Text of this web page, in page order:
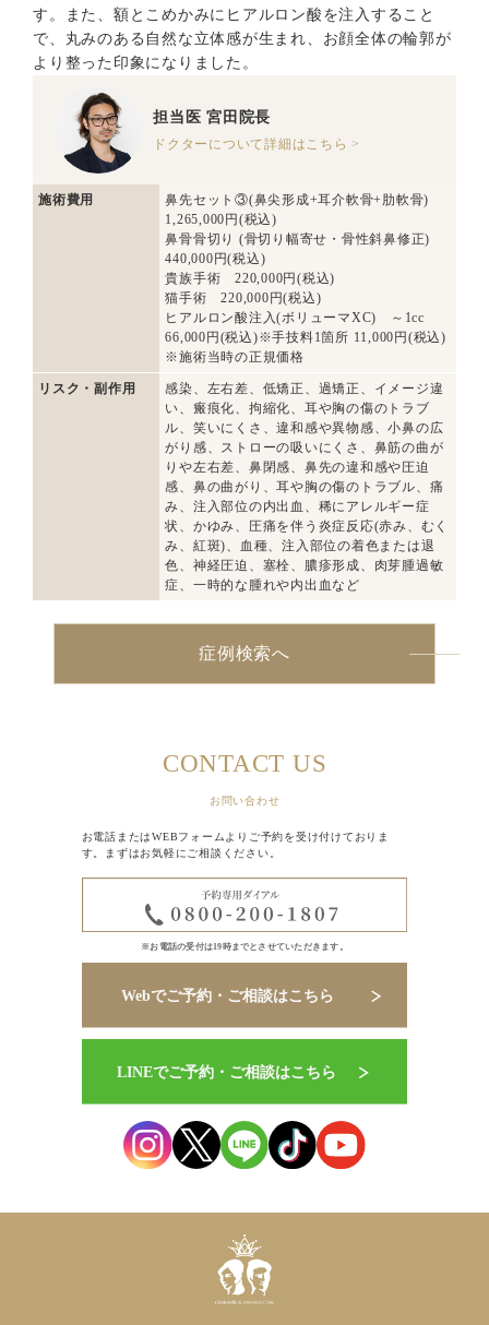
す。また、額とこめかみにヒアルロン酸を注入すること
で、丸みのある自然な立体感が生まれ、お顔全体の輪郭が
より整った印象になりました。
担当医 宮田院長
ドクターについて詳細はこちら >
施術費用
鼻先セット③(鼻尖形成+耳介軟骨+肋軟骨)
1,265,000円(税込)
鼻骨骨切り (骨切り幅寄せ・骨性斜鼻修正)
440,000円(税込)
貴族手術 220,000円(税込)
猫手術 220,000円(税込)
ヒアルロン酸注入(ボリューマXC) ～1cc
66,000円(税込)※手技料1箇所 11,000円(税込)
※施術当時の正規価格
リスク・副作用
感染、左右差、低矯正、過矯正、イメージ違
い、瘢痕化、拘縮化、耳や胸の傷のトラブ
ル、笑いにくさ、違和感や異物感、小鼻の広
がり感、ストローの吸いにくさ、鼻筋の曲が
りや左右差、鼻閉感、鼻先の違和感や圧迫
感、鼻の曲がり、耳や胸の傷のトラブル、痛
み、注入部位の内出血、稀にアレルギー症
状、かゆみ、圧痛を伴う炎症反応(赤み、むく
み、紅斑)、血種、注入部位の着色または退
色、神経圧迫、塞栓、膿疹形成、肉芽腫過敏
症、一時的な腫れや内出血など
症例検索へ
CONTACT US
お問い合わせ
お電話またはWEBフォームよりご予約を受け付けておりま
す。まずはお気軽にご相談ください。
※お電話の受付は19時までとさせていただきます。